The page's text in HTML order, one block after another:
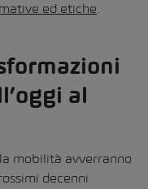
ed etiche
al
mobilità avverranno
decenni